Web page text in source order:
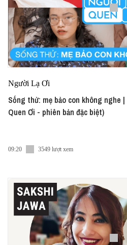
Người Lạ Ơi
Sống thử: mẹ bảo con không nghe
Quen Ơi - phiên bản đặc biệt)
09:20 3549 lượt xem